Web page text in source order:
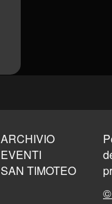
ARCHIVIO
EVENTI
SAN TIMOTEO
©